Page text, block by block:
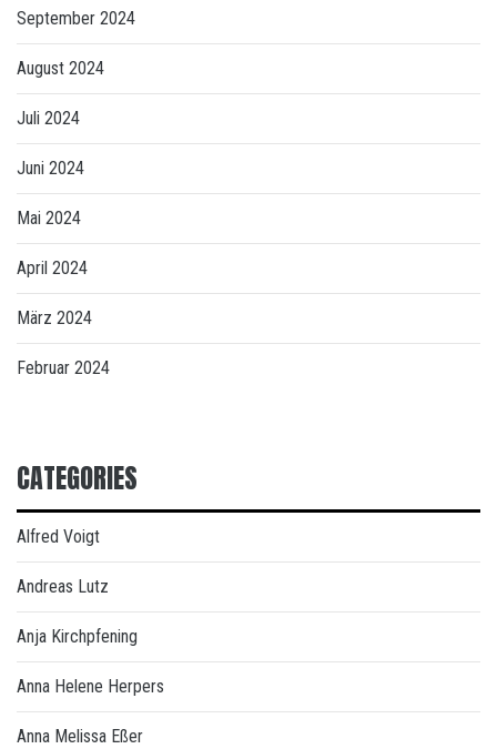
September 2024
August 2024
Juli 2024
Juni 2024
Mai 2024
April 2024
März 2024
Februar 2024
CATEGORIES
Alfred Voigt
Andreas Lutz
Anja Kirchpfening
Anna Helene Herpers
Anna Melissa Eßer